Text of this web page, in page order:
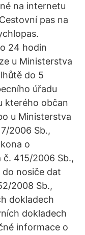
na internetu
pas na
24 hodin
u Ministerstva
do 5
úřadu
kterého občan
u Ministerstva
2006 Sb.,
o
415/2006 Sb.,
nosiče dat
2008 Sb.,
dokladech
dokladech
informace o